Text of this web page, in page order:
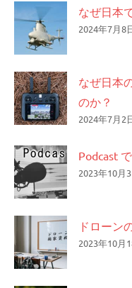
なぜ日本
2024年7月8
なぜ日本
のか？
2024年7月2
Podcast
2023年10月
ドローン
2023年10月